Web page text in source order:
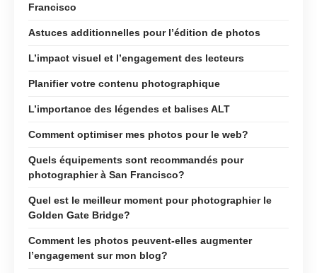
Francisco
Astuces additionnelles pour l’édition de photos
L’impact visuel et l’engagement des lecteurs
Planifier votre contenu photographique
L’importance des légendes et balises ALT
Comment optimiser mes photos pour le web?
Quels équipements sont recommandés pour
photographier à San Francisco?
Quel est le meilleur moment pour photographier le
Golden Gate Bridge?
Comment les photos peuvent-elles augmenter
l’engagement sur mon blog?